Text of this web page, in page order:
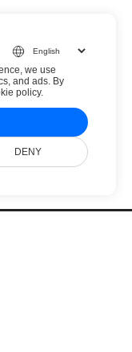
we use
and ads. By
policy.
DENY